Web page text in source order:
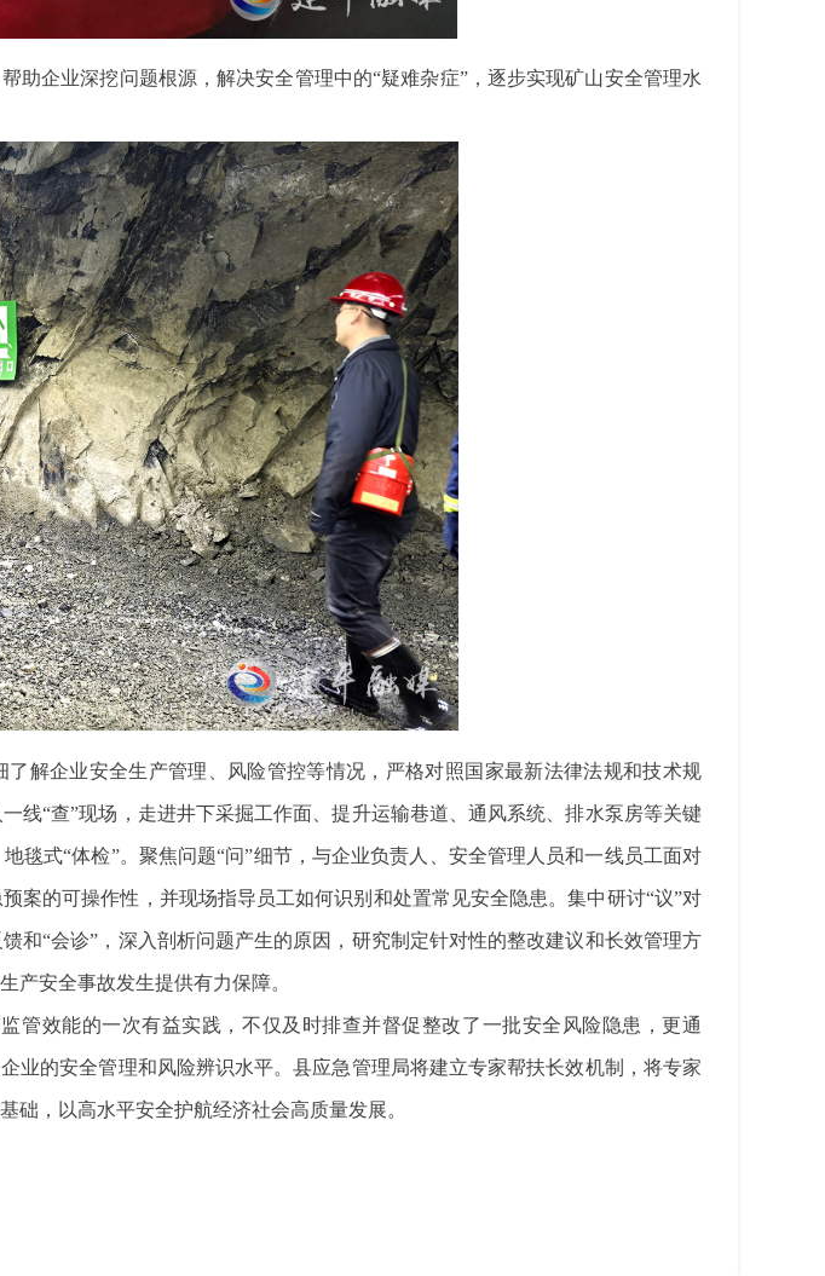
助企业深挖问题根源，解决安全管理中的“疑难杂症”，逐步实现矿山安全管理水
解企业安全生产管理、风险管控等情况，严格对照国家最新法律法规和技术规
线“查”现场，走进井下采掘工作面、提升运输巷道、通风系统、排水泵房等关键
式“体检”。聚焦问题“问”细节，与企业负责人、安全管理人员和一线员工面对
案的可操作性，并现场指导员工如何识别和处置常见安全隐患。集中研讨“议”对
和“会诊”，深入剖析问题产生的原因，研究制定针对性的整改建议和长效管理方
产安全事故发生提供有力保障。
管效能的一次有益实践，不仅及时排查并督促整改了一批安全风险隐患，更通
业的安全管理和风险辨识水平。县应急管理局将建立专家帮扶长效机制，将专家
础，以高水平安全护航经济社会高质量发展。